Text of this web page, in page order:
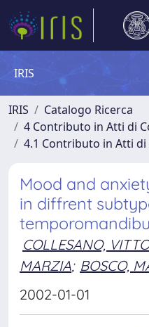
IRIS
IRIS
Catalogo Ricerca
4 Contributo in Atti di
4.1 Contributo in Atti
Mood and
in diffrent
COLLESANO,
MARZIA; BOSCO,
2002-01-01